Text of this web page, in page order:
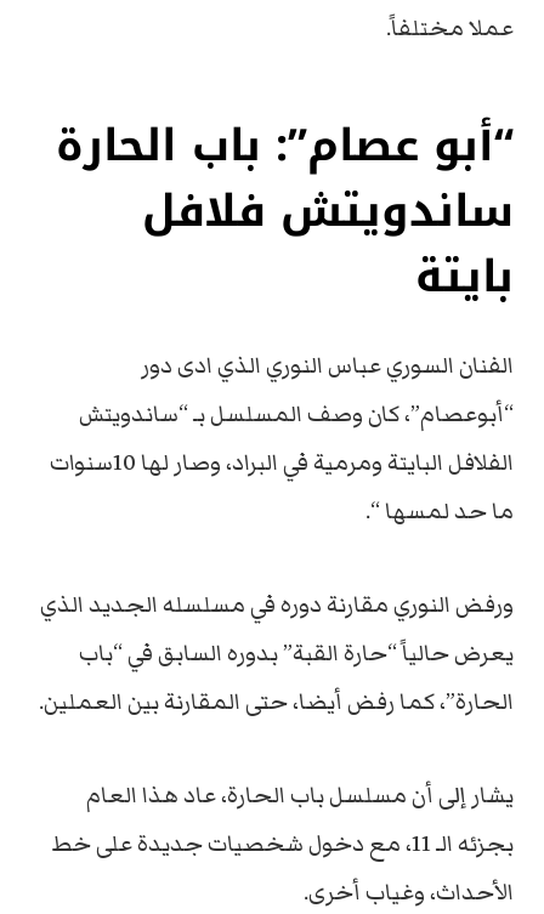
عملا مختلفاً.
“أبو عصام”: باب الحارة
ساندویتش فلافل
بایتة
الفنان السوري عباس النوري الذي ادى دور
“أبوعصام”، كان وصف المسلسل بـ “ساندویتش
الفلافل البایتة ومرمیة في البراد، وصار لھا 10سنوات
ما حد لمسھا “.
ورفض النوري مقارنة دوره في مسلسله الجدید الذي
یعرض حالياً “حارة القبة” بدوره السابق في “باب
الحارة”، كما رفض أیضا، حتى المقارنة بین العملین.
یشار إلى أن مسلسل باب الحارة، عاد هذا العام
بجزئه الـ 11، مع دخول شخصیات جدیدة على خط
الأحداث، وغیاب أخرى.